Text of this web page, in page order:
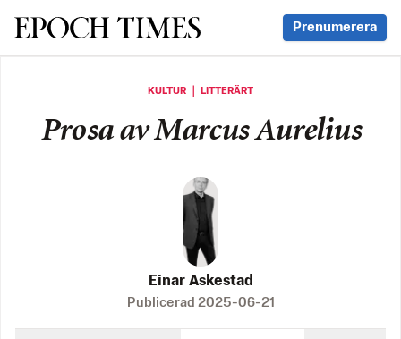
Svenska Epoch Times Prenumerera
KULTUR ｜ LITTERÄRT
Prosa av Marcus Aurelius
Einar Askestad
Publicerad 2025-06-21